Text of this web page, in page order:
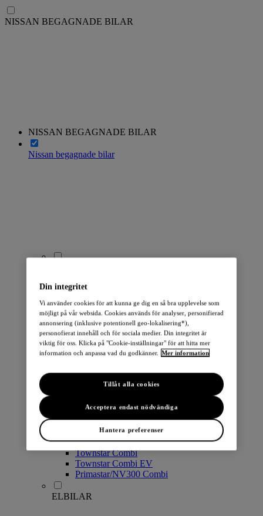
NISSAN BEGAGNADE BILAR
NISSAN BEGAGNADE BILAR
Nissan begagnade bilar
Qashqai
LEAF
ARIYA
X-Trail
Townstar Combi
Townstar Combi EV
Primastar/NV300 Combi
ELBILAR
Din integritet
Vi använder cookies för att kunna ge dig en så bra upplevelse som
möjligt på vår websida. Cookies används för analyser, personifierad
annonsering (inklusive potentionell geo-lokalisering*),
personofierat innehåll och för sociala medier. Din integritet är
viktig för oss. Klicka på "Cookie-inställningar" för att hitta mer
information och anpassa vad du godkänner. Mer information
Hantera preferenser
Acceptera endast nödvändiga
Tillåt alla cookies